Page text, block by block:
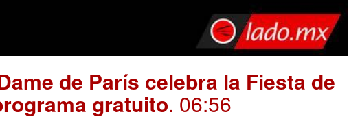
de París celebra la Fiesta de
gratuito. 06:56